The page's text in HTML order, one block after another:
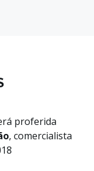
proferida
, comercialista